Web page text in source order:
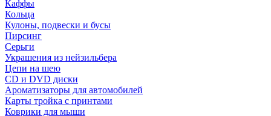
Каффы
Кольца
Кулоны, подвески и бусы
Пирсинг
Серьги
Украшения из нейзильбера
Цепи на шею
CD и DVD диски
Ароматизаторы для автомобилей
Карты тройка с принтами
Коврики для мыши